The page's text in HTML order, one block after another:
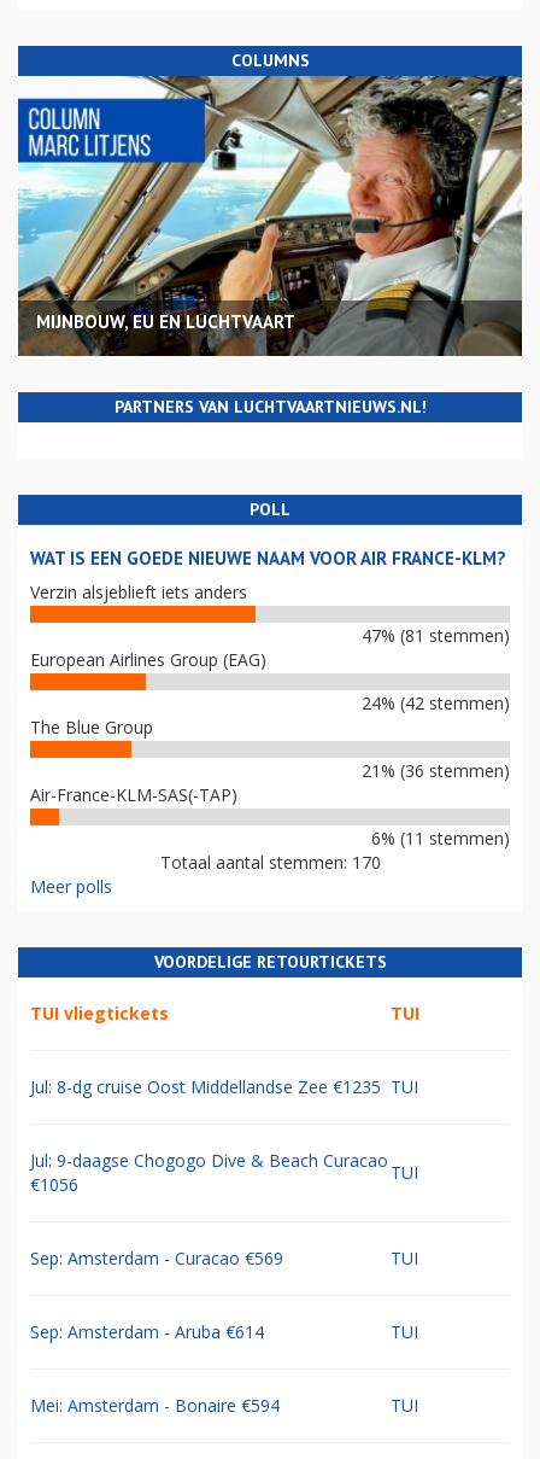
COLUMNS
MIJNBOUW, EU EN LUCHTVAART
PARTNERS VAN LUCHTVAARTNIEUWS.NL!
POLL
WAT IS EEN GOEDE NIEUWE NAAM VOOR AIR FRANCE-KLM?
Verzin alsjeblieft iets anders
47% (81 stemmen)
European Airlines Group (EAG)
24% (42 stemmen)
The Blue Group
21% (36 stemmen)
Air-France-KLM-SAS(-TAP)
6% (11 stemmen)
Totaal aantal stemmen: 170
Meer polls
VOORDELIGE RETOURTICKETS
TUI vliegtickets TUI
Jul: 8-dg cruise Oost Middellandse Zee €1235 TUI
Jul: 9-daagse Chogogo Dive & Beach Curacao
€1056
TUI
Sep: Amsterdam - Curacao €569 TUI
Sep: Amsterdam - Aruba €614 TUI
Mei: Amsterdam - Bonaire €594 TUI